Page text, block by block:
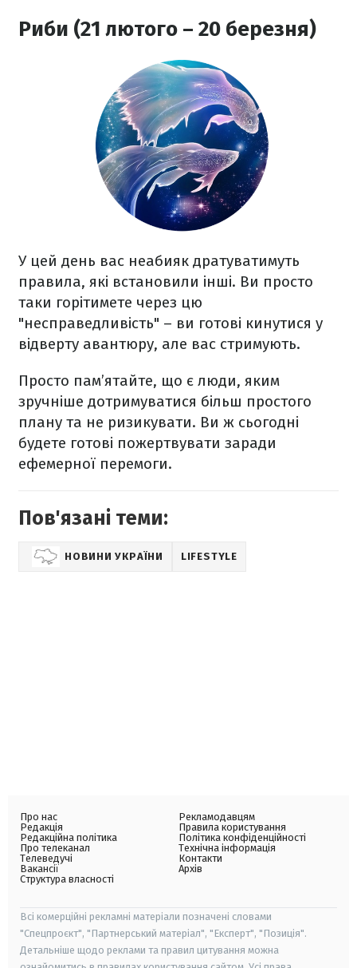
Риби (21 лютого – 20 березня)
У цей день вас неабияк дратуватимуть
правила, які встановили інші. Ви просто
таки горітимете через цю
"несправедливість" – ви готові кинутися у
відверту авантюру, але вас стримують.
Просто пам’ятайте, що є люди, яким
зручніше дотримуватися більш простого
плану та не ризикувати. Ви ж сьогодні
будете готові пожертвувати заради
ефемерної перемоги.
Пов'язані теми:
НОВИНИ УКРАЇНИ LIFESTYLE
Про нас
Редакція
Редакційна політика
Про телеканал
Телеведучі
Вакансії
Структура власності
Рекламодавцям
Правила користування
Політика конфіденційності
Технічна інформація
Контакти
Архів
Всі комерційні рекламні матеріали позначені словами
"Спецпроєкт", "Партнерський матеріал", "Експерт", "Позиція".
Детальніше щодо реклами та правил цитування можна